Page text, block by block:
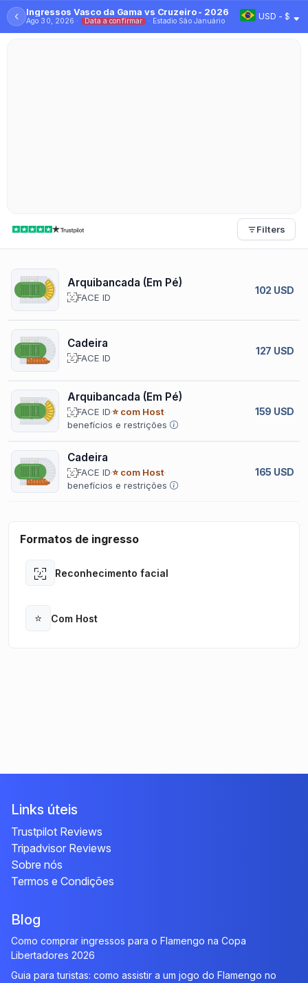
‹ Ingressos Vasco da Gama vs Cruzeiro - 2026
Ago 30, 2026 · Data a confirmar · Estadio São Januário USD - $
Filters
Arquibancada (Em Pé)
FACE ID
102 USD
Cadeira
FACE ID
127 USD
Arquibancada (Em Pé)
FACE ID⭐ com Host
benefícios e restrições
159 USD
Cadeira
FACE ID⭐ com Host
benefícios e restrições
165 USD
Formatos de ingresso
Reconhecimento facial
Open
⭐ Com Host
Open
Links úteis
Trustpilot Reviews
Tripadvisor Reviews
Sobre nós
Termos e Condições
Blog
Como comprar ingressos para o Flamengo na Copa
Libertadores 2026
Guia para turistas: como assistir a um jogo do Flamengo no